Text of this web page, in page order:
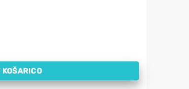
(15 vrečk) količina